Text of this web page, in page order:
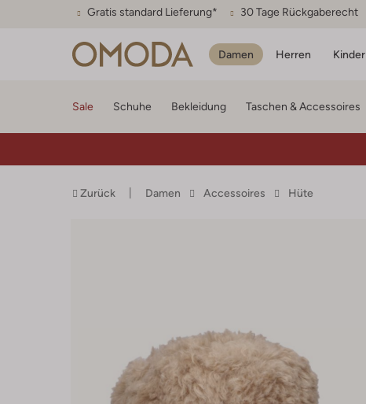
Gratis standard Lieferung* 30 Tage Rückgaberecht
Damen Herren Kinder
Sale Schuhe Bekleidung Taschen & Accessoires
Zurück Damen Accessoires Hüte